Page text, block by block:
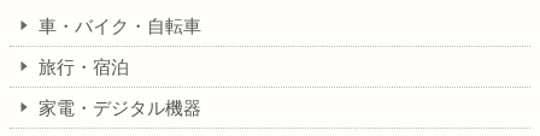
車・バイク・自転車
旅行・宿泊
家電・デジタル機器